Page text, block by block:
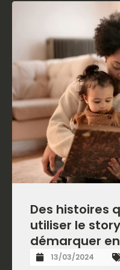
Des histoires
utiliser le
démarquer
13/03/2024